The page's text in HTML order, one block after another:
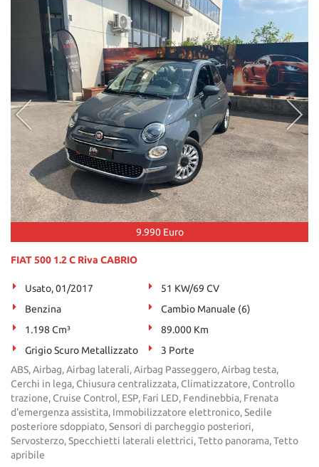
9.990 Euro
FIAT 500 1.2 C Riva CABRIO
Usato, 01/2017
51 KW/69 CV
Benzina
Cambio Manuale (6)
1.198 Cm³
89.000 Km
Grigio Scuro Metallizzato
3 Porte
ABS, Airbag, Airbag laterali, Airbag Passeggero, Airbag testa,
Cerchi in lega, Chiusura centralizzata, Climatizzatore, Controllo
trazione, Cruise Control, ESP, Fari LED, Fendinebbia, Frenata
d'emergenza assistita, Immobilizzatore elettronico, Sedile
posteriore sdoppiato, Sensori di parcheggio posteriori,
Servosterzo, Specchietti laterali elettrici, Tetto panorama, Tetto
apribile